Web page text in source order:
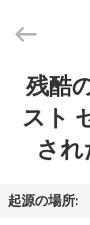
ダ
2017
Chanmy
Cosmetics
Rights
残酷
スト
さ
起源の場所: